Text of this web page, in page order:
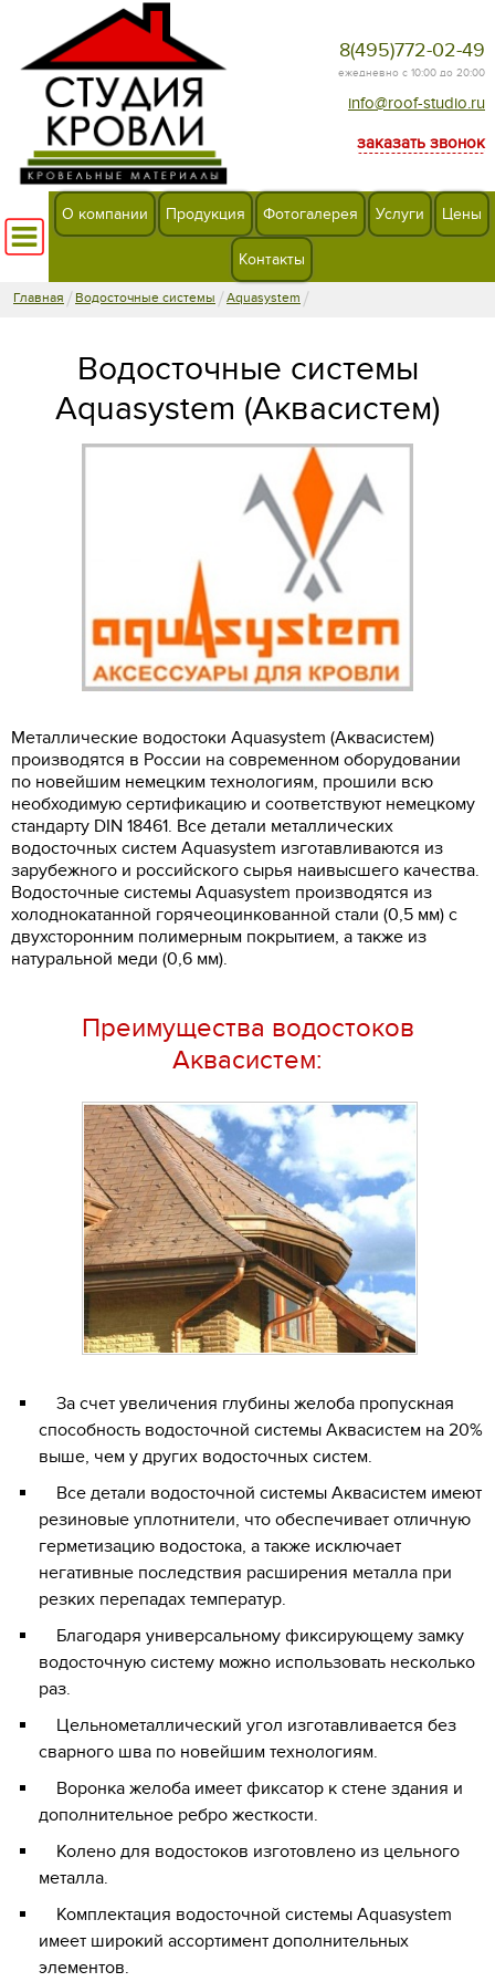
8(495)772-02-49
ежедневно с 10:00 до 20:00
info@roof-studio.ru
заказать звонок
О компании Продукция Фотогалерея Услуги Цены
Контакты
Главная / Водосточные системы / Aquasystem /
Водосточные системы
Aquasystem (Аквасистем)
Металлические водостоки Aquasystem (Аквасистем)
производятся в России на современном оборудовании
по новейшим немецким технологиям, прошили всю
необходимую сертификацию и соответствуют немецкому
стандарту DIN 18461. Все детали металлических
водосточных систем Aquasystem изготавливаются из
зарубежного и российского сырья наивысшего качества.
Водосточные системы Aquasystem производятся из
холоднокатанной горячеоцинкованной стали (0,5 мм) с
двухсторонним полимерным покрытием, а также из
натуральной меди (0,6 мм).
Преимущества водостоков
Аквасистем:
За счет увеличения глубины желоба пропускная
способность водосточной системы Аквасистем на 20%
выше, чем у других водосточных систем.
Все детали водосточной системы Aквасистем имеют
резиновые уплотнители, что обеспечивает отличную
герметизацию водостока, а также исключает
негативные последствия расширения металла при
резких перепадах температур.
Благодаря универсальному фиксирующему замку
водосточную систему можно использовать несколько
раз.
Цельнометаллический угол изготавливается без
сварного шва по новейшим технологиям.
Воронка желоба имеет фиксатор к стене здания и
дополнительное ребро жесткости.
Колено для водостоков изготовлено из цельного
металла.
Комплектация водосточной системы Aquasystem
имеет широкий ассортимент дополнительных
элементов.